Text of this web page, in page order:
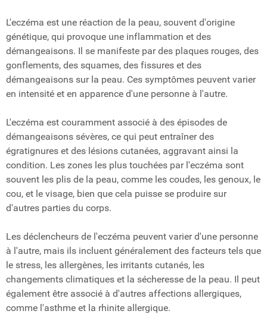
L'eczéma est une réaction de la peau, souvent d'origine
génétique, qui provoque une inflammation et des
démangeaisons. Il se manifeste par des plaques rouges, des
gonflements, des squames, des fissures et des
démangeaisons sur la peau. Ces symptômes peuvent varier
en intensité et en apparence d'une personne à l'autre.
L'eczéma est couramment associé à des épisodes de
démangeaisons sévères, ce qui peut entraîner des
égratignures et des lésions cutanées, aggravant ainsi la
condition. Les zones les plus touchées par l'eczéma sont
souvent les plis de la peau, comme les coudes, les genoux, le
cou, et le visage, bien que cela puisse se produire sur
d'autres parties du corps.
Les déclencheurs de l'eczéma peuvent varier d'une personne
à l'autre, mais ils incluent généralement des facteurs tels que
le stress, les allergènes, les irritants cutanés, les
changements climatiques et la sécheresse de la peau. Il peut
également être associé à d'autres affections allergiques,
comme l'asthme et la rhinite allergique.